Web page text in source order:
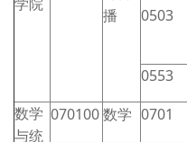
播
0503
0553
数学
与统
070100 数学 0701